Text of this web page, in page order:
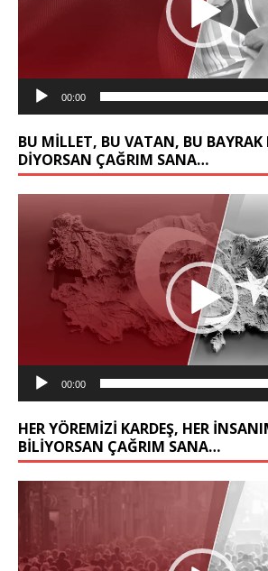
00:00
BU MİLLET, BU VATAN, BU BAYRAK
DİYORSAN ÇAĞRIM SANA…
oynatıcı
00:00
HER YÖREMİZİ KARDEŞ, HER
BİLİYORSAN ÇAĞRIM SANA…
Video
oynatıcı